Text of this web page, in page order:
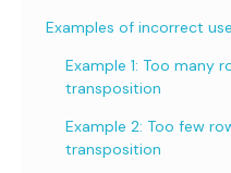
Examples of incorrect
Example 1: Too many
transposition
Example 2: Too few
transposition